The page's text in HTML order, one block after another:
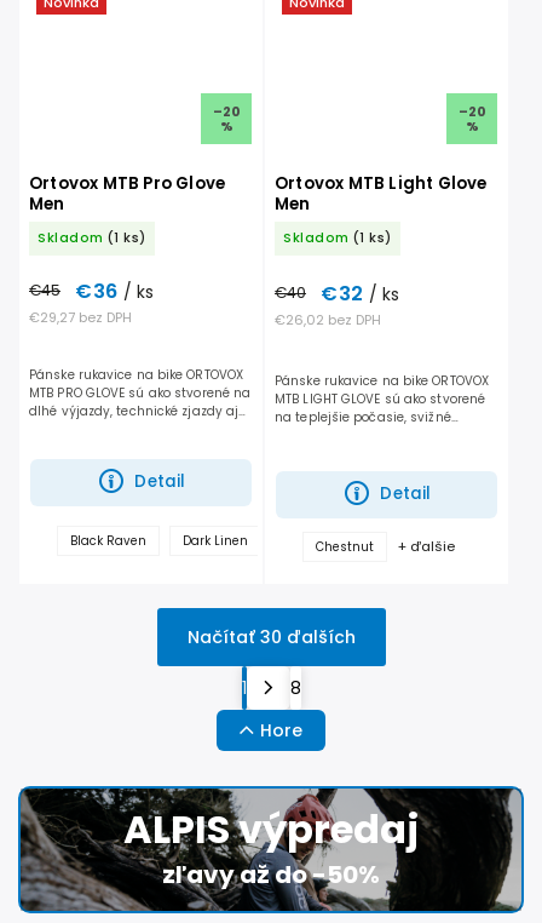
–20
%
Ortovox MTB Pro Glove
Men
Skladom (1 ks)
€29,27 bez DPH
€45 €36 / ks
Detail
Pánske rukavice na bike ORTOVOX
MTB PRO GLOVE sú ako stvorené na
dlhé výjazdy, technické zjazdy aj
ochránia...
Black Raven Dark Linen
ďalšie
–20
%
Ortovox MTB Light Glove
Men
Skladom (1 ks)
€26,02 bez DPH
€40 €32 / ks
Detail
Pánske rukavice na bike ORTOVOX
MTB LIGHT GLOVE sú ako stvorené
na teplejšie počasie, svižné
cit v rukách....
Chestnut + ďalšie
Načítať 30 ďalších
1
8
Hore
zľavy až do -50%
ALPIS výpredaj